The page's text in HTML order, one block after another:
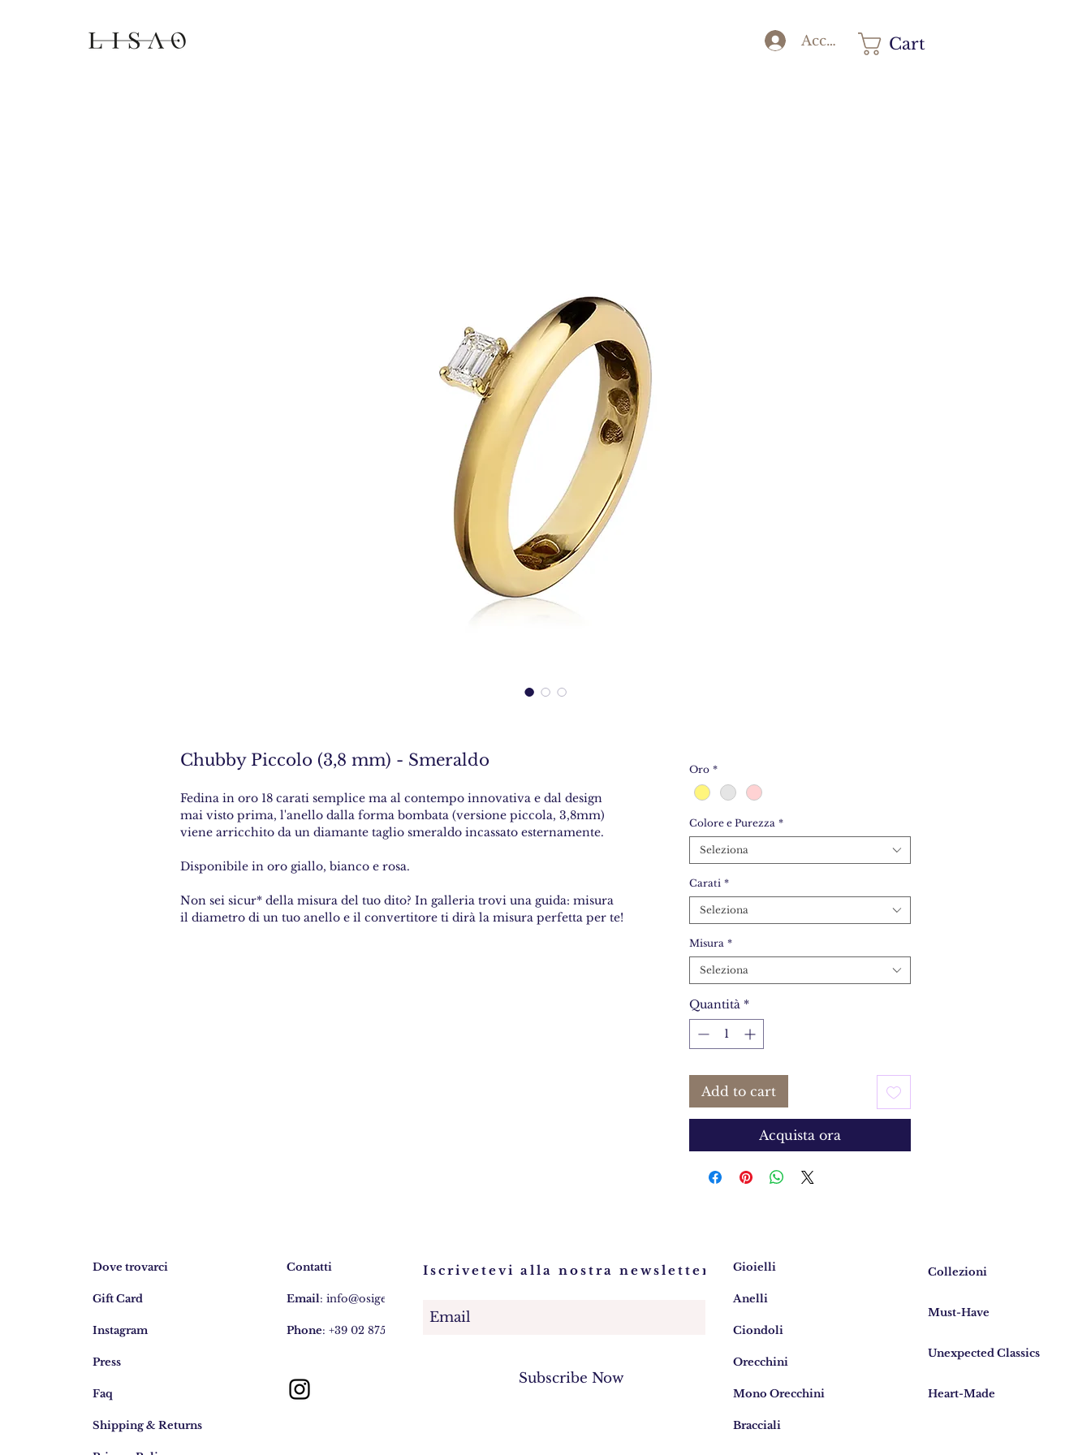
Accedi Cart
Chubby Piccolo (3,8 mm) - Smeraldo
Fedina in oro 18 carati semplice ma al contempo innovativa e dal design
mai visto prima, l'anello dalla forma bombata (versione piccola, 3,8mm)
viene arricchito da un diamante taglio smeraldo incassato esternamente.
Disponibile in oro giallo, bianco e rosa.
Non sei sicur* della misura del tuo dito? In galleria trovi una guida: misura
il diametro di un tuo anello e il convertitore ti dirà la misura perfetta per te!
Oro *
Colore e Purezza *
Seleziona
Carati *
Seleziona
Misura *
Seleziona
Quantità *
Add to cart
Acquista ora
Dove trovarci
Gift Card
Instagram
Press
Faq
Shipping & Returns
Contatti
Email: info@osigem.com
Phone: +39 02 875745
Iscrivetevi alla nostra newsletter!
Subscribe Now
Gioielli
Anelli
Ciondoli
Orecchini
Mono Orecchini
Bracciali
Collezioni
Must-Have
Unexpected Classics
Heart-Made